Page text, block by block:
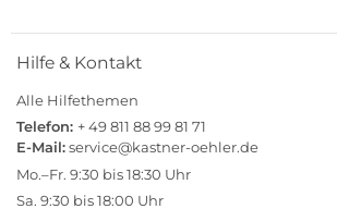
Hilfe & Kontakt
Alle Hilfethemen
Telefon: + 49 811 88 99 81 71
E-Mail:service@kastner-oehler.de
Mo.–Fr. 9:30 bis 18:30 Uhr
Sa. 9:30 bis 18:00 Uhr